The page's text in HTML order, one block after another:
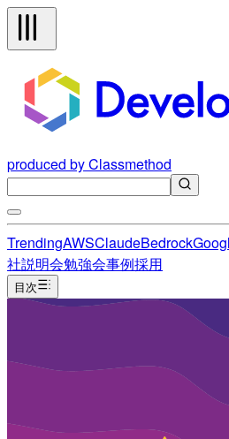
produced by Classmethod
TrendingAWSClaudeBedrock
社説明会勉強会事例採用
目次